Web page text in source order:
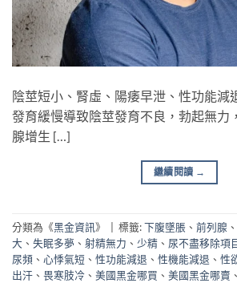
陰莖短小、腎虛、陽痿早泄、性功能減
發育緩慢導致陰莖發育不良，勃起無力
腺增生 […]
繼續閱讀 →
分類為《黑金資訊》 標籤:下腹墜脹 、 前列腺 、
大 、 失眠多夢 、 射精無力 、 少精 、 尿不盡移除項
尿頻 、 心悸氣短 、 性功能減退 、 性機能減退 、 性
出汗 、 畏寒肢冷 、 美國黑金哪買 、 美國黑金哪賣 、